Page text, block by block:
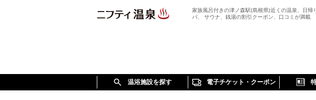
家族風呂付きの津ノ森駅(島根県)近くの温泉、日帰
パ、 サウナ、銭湯の割引クーポン、口コミが満載
温浴施設を探す 電子チケット・クーポン